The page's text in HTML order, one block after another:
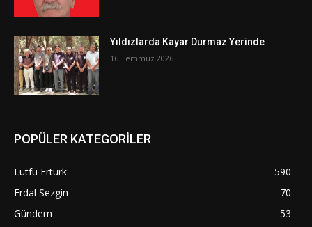
Yıldızlarda Kayar Durmaz Yerinde
16 Temmuz 2026
POPÜLER KATEGORİLER
Lütfü Ertürk
590
Erdal Sezgin
70
Gündem
53